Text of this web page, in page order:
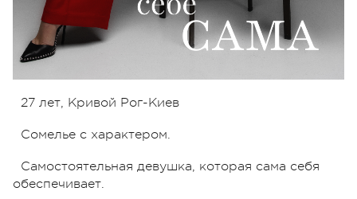
27 лет, Кривой Рог-Киев
Сомелье с характером.
Самостоятельная девушка, которая сама себя
обеспечивает.